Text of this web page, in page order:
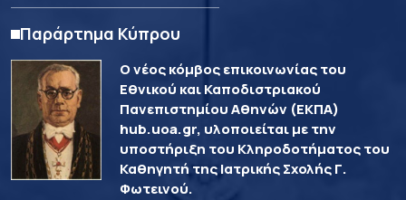
Παράρτημα Κύπρου
Ο νέος κόμβος επικοινωνίας του
Εθνικού και Καποδιστριακού
Πανεπιστημίου Αθηνών (ΕΚΠΑ)
hub.uoa.gr, υλοποιείται με την
υποστήριξη του Κληροδοτήματος του
Καθηγητή της Ιατρικής Σχολής Γ.
Φωτεινού.